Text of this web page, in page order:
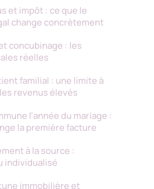
et impôt : ce que le
change concrètement
concubinage : les
réelles
familial : une limite à
revenus élevés
l’année du mariage :
la première facture
à la source :
individualisé
immobilière et